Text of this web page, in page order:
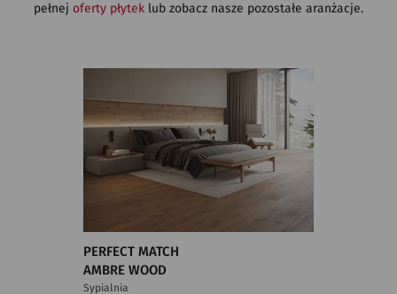
pełnej oferty płytek lub zobacz nasze pozostałe aranżacje.
PERFECT MATCH
AMBRE WOOD
Sypialnia